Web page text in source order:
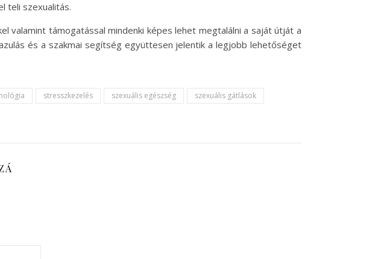
teli szexualitás.
valamint támogatással mindenki képes lehet megtalálni a saját útját a
és a szakmai segítség együttesen jelentik a legjobb lehetőséget
stresszkezelés szexuális egészség
szexuális gátlások